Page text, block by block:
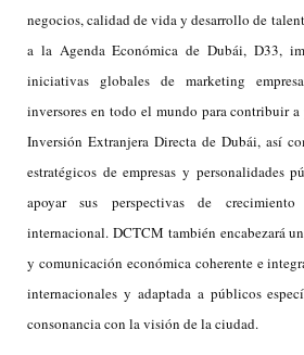
negocios, calidad de vida y desarrollo de
a la Agenda Económica de Dubái, D33,
iniciativas globales de marketing
inversores en todo el mundo para contribuir
Inversión Extranjera Directa de Dubái, así
estratégicos de empresas y personalidades
apoyar sus perspectivas de
internacional. DCTCM también encabezará
y comunicación económica coherente e
internacionales y adaptada a públicos
consonancia con la visión de la ciudad.